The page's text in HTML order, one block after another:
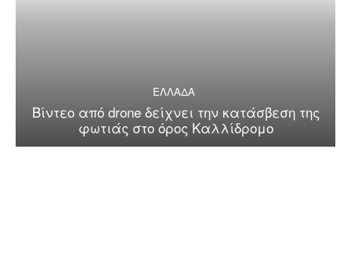
ΕΛΛΑΔΑ
Βίντεο από drone δείχνει την κατάσβεση της
φωτιάς στο όρος Καλλίδρομο